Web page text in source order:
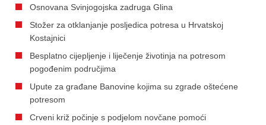
Osnovana Svinjogojska zadruga Glina
Stožer za otklanjanje posljedica potresa u Hrvatskoj
Kostajnici
Besplatno cijepljenje i liječenje životinja na potresom
pogođenim područjima
Upute za građane Banovine kojima su zgrade oštećene
potresom
Crveni križ počinje s podjelom novčane pomoći